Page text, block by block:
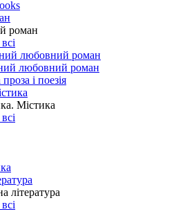
роман
любовний роман
любовний роман
і поезія
Містика
література